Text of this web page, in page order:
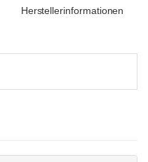
Herstellerinformationen